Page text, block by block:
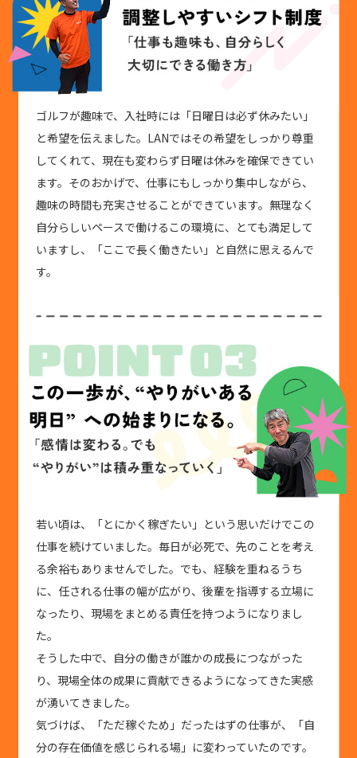
ゴルフが趣味で、入社時には「日曜日は必ず休みたい」
と希望を伝えました。LANではその希望をしっかり尊重
してくれて、現在も変わらず日曜は休みを確保できてい
ます。そのおかげで、仕事にもしっかり集中しながら、
趣味の時間も充実させることができています。無理なく
自分らしいペースで働けるこの環境に、とても満足して
いますし、「ここで長く働きたい」と自然に思えるんで
す。
若い頃は、「とにかく稼ぎたい」という思いだけでこの
仕事を続けていました。毎日が必死で、先のことを考え
る余裕もありませんでした。でも、経験を重ねるうち
に、任される仕事の幅が広がり、後輩を指導する立場に
なったり、現場をまとめる責任を持つようになりまし
た。
そうした中で、自分の働きが誰かの成長につながった
り、現場全体の成果に貢献できるようになってきた実感
が湧いてきました。
気づけば、「ただ稼ぐため」だったはずの仕事が、「自
分の存在価値を感じられる場」に変わっていたのです。